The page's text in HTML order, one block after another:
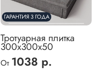
ГАРАНТИЯ 3 ГОДА
Тротуарная плитка
300х300х50
От 1038 р.